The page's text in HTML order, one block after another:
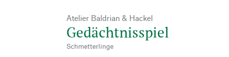
Atelier Baldrian & Hackel
Gedächtnisspiel
Schmetterlinge